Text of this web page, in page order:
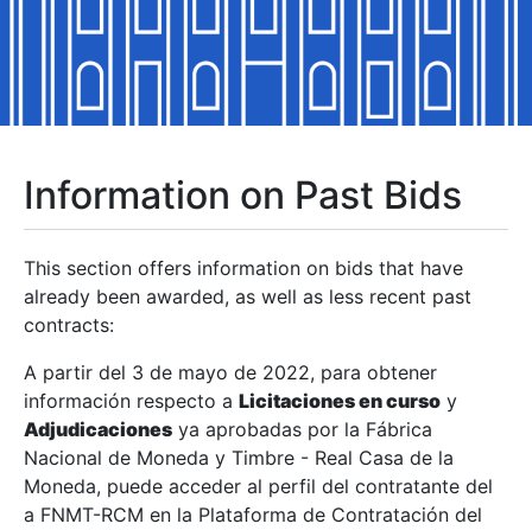
Show/Hide
Show/Hide
Show/Hide
Show/Hide
Show/Hide
Information on Past Bids
This section offers information on bids that have
already been awarded, as well as less recent past
contracts:
A partir del 3 de mayo de 2022, para obtener
información respecto a Licitaciones en curso y
Adjudicaciones ya aprobadas por la Fábrica
Nacional de Moneda y Timbre - Real Casa de la
Moneda, puede acceder al perfil del contratante del
a FNMT-RCM en la Plataforma de Contratación del